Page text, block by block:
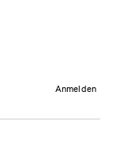
Anmelden